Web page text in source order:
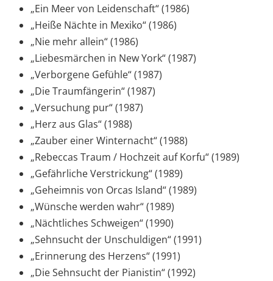
„Ein Meer von Leidenschaft“ (1986)
„Heiße Nächte in Mexiko“ (1986)
„Nie mehr allein“ (1986)
„Liebesmärchen in New York“ (1987)
„Verborgene Gefühle“ (1987)
„Die Traumfängerin“ (1987)
„Versuchung pur“ (1987)
„Herz aus Glas“ (1988)
„Zauber einer Winternacht“ (1988)
„Rebeccas Traum / Hochzeit auf Korfu“ (1989)
„Gefährliche Verstrickung“ (1989)
„Geheimnis von Orcas Island“ (1989)
„Wünsche werden wahr“ (1989)
„Nächtliches Schweigen“ (1990)
„Sehnsucht der Unschuldigen“ (1991)
„Erinnerung des Herzens“ (1991)
„Die Sehnsucht der Pianistin“ (1992)